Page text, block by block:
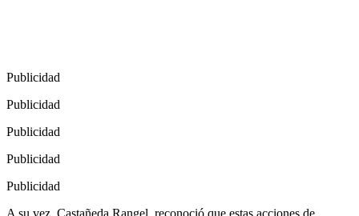
Publicidad
Publicidad
Publicidad
Publicidad
Publicidad